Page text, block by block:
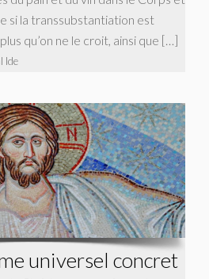
si la transsubstantiation est
qu’on ne le croit, ainsi que […]
Ide
universel concret